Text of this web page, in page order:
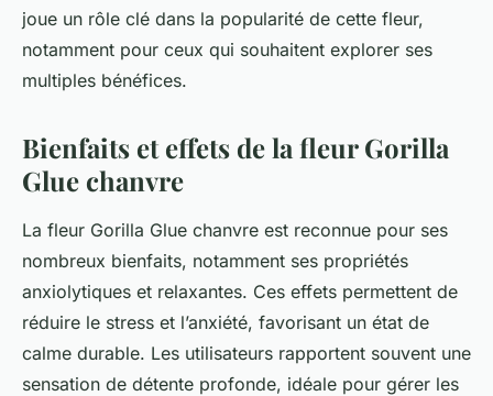
joue un rôle clé dans la popularité de cette fleur,
notamment pour ceux qui souhaitent explorer ses
multiples bénéfices.
Bienfaits et effets de la fleur Gorilla
Glue chanvre
La fleur Gorilla Glue chanvre est reconnue pour ses
nombreux bienfaits, notamment ses propriétés
anxiolytiques et relaxantes. Ces effets permettent de
réduire le stress et l’anxiété, favorisant un état de
calme durable. Les utilisateurs rapportent souvent une
sensation de détente profonde, idéale pour gérer les